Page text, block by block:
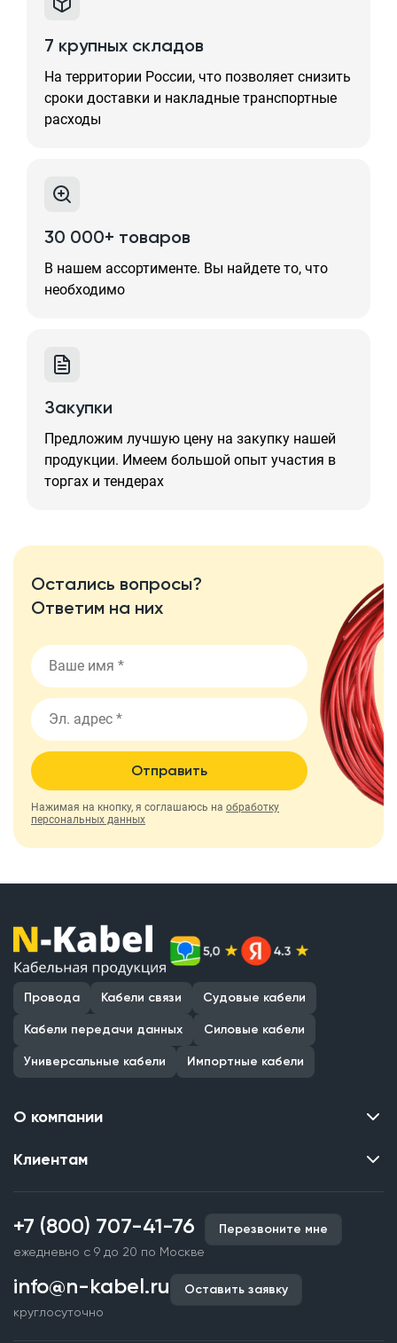
7 крупных складов
На территории России, что позволяет снизить
сроки доставки и накладные транспортные
расходы
30 000+ товаров
В нашем ассортименте. Вы найдете то, что
необходимо
Закупки
Предложим лучшую цену на закупку нашей
продукции. Имеем большой опыт участия в
торгах и тендерах
Остались вопросы?
Ответим на них
Отправить
Нажимая на кнопку, я соглашаюсь на обработку
персональных данных
Провода Кабели связи Судовые кабели
Кабели передачи данных Силовые кабели
Универсальные кабели Импортные кабели
О компании
Контакты
Наши объекты
Партнерство
Документы и реквизиты
Клиентам
Производство кабельной продукции
Срочное изготовление
Оплата и доставка
Гарантия качества
+7 (800) 707-41-76
ежедневно с 9 до 20 по Москве
Перезвоните мне
info@n-kabel.ru
круглосуточно
Оставить заявку